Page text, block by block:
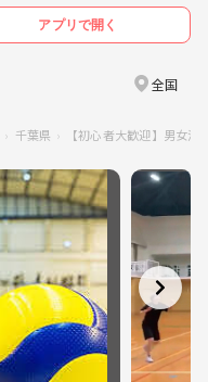
アプリで開く
全国
千葉県 【初心者大歓迎】男女